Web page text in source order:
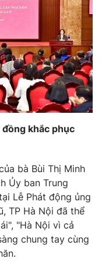
khắc phục
bà Bùi Thị Minh
Ủy ban Trung
Lễ Phát động ủng
TP Hà Nội đã thể
"Hà Nội vì cả
chung tay cùng